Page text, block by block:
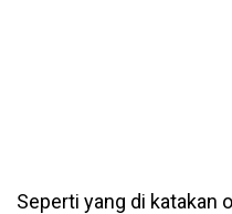
Seperti yang di katakan